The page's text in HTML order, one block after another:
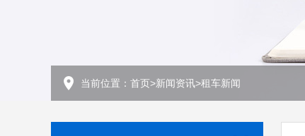
当前位置： 首页>新闻资讯>租车新闻